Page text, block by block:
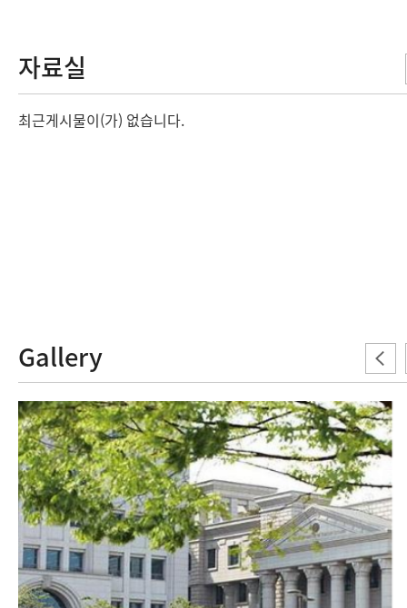
최근게시물이(가) 없습니다.
Gallery